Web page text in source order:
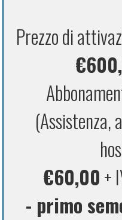
Prezzo di
(Assistenza,
€60,00+
- primo